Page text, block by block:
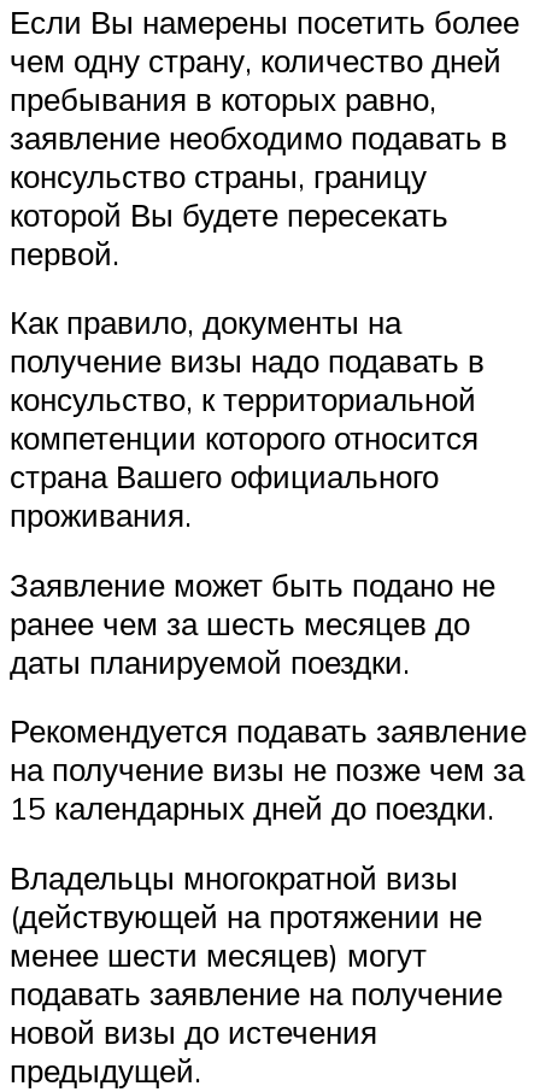
Если Вы намерены посетить более
чем одну страну, количество дней
пребывания в которых равно,
заявление необходимо подавать в
консульство страны, границу
которой Вы будете пересекать
первой.
Как правило, документы на
получение визы надо подавать в
консульство, к территориальной
компетенции которого относится
страна Вашего официального
проживания.
Заявление может быть подано не
ранее чем за шесть месяцев до
даты планируемой поездки.
Рекомендуется подавать заявление
на получение визы не позже чем за
15 календарных дней до поездки.
Владельцы многократной визы
(действующей на протяжении не
менее шести месяцев) могут
подавать заявление на получение
новой визы до истечения
предыдущей.